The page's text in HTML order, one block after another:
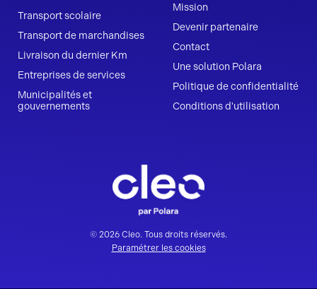
Transport scolaire
Transport de marchandises
Livraison du dernier Km
Entreprises de services
Municipalités et
gouvernements
Mission
Devenir partenaire
Contact
Une solution Polara
Politique de confidentialité
Conditions d'utilisation
© 2026 Cleo. Tous droits réservés.
Paramétrer les cookies